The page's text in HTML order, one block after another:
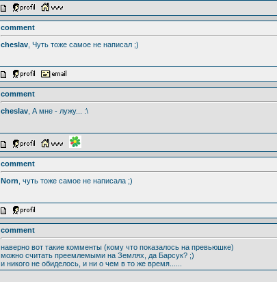
comment
cheslav , Чуть тоже самое не написал ;)
comment
cheslav , А мне - лужу... :\
comment
Norn , чуть тоже самое не написала ;)
comment
наверно вот такие комменты (кому что показалось на превьюшке)
можно считать преемлемыми на Землях, да Барсук? ;)
и никого не обиделось, и ни о чем в то же время......